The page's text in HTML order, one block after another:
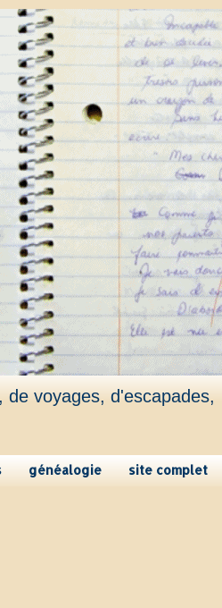
voyages, d'escapades,
généalogie site complet